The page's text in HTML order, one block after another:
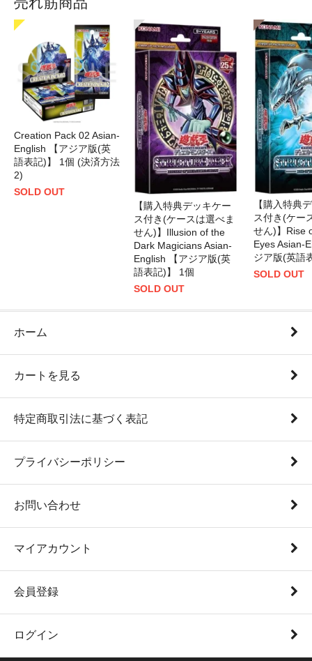
Creation Pack 02 Asian-
English 【アジア版(英
語表記)】 1個 (決済方法
2)
SOLD OUT
【購入特典デッキケー
ス付き(ケースは選べま
せん)】Illusion of the
Dark Magicians Asian-
English 【アジア版(英
語表記)】 1個
SOLD OUT
【購入特典
ス付き(ケー
せん)】Rise
Eyes Asian-
ジア版(英語
SOLD OUT
ホーム
カートを見る
特定商取引法に基づく表記
プライバシーポリシー
お問い合わせ
マイアカウント
会員登録
ログイン